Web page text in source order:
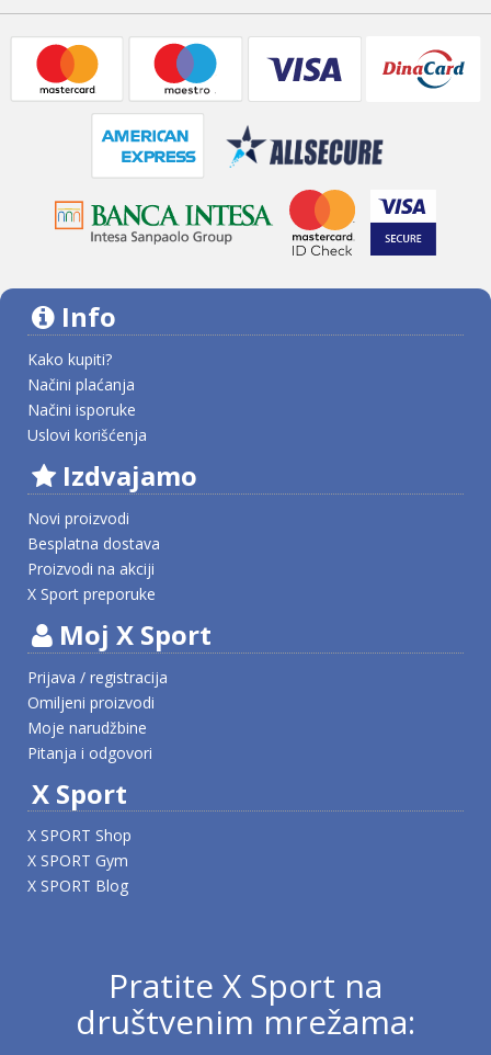
Info
Kako kupiti?
Načini plaćanja
Načini isporuke
Uslovi korišćenja
Izdvajamo
Novi proizvodi
Besplatna dostava
Proizvodi na akciji
X Sport preporuke
Moj X Sport
Prijava / registracija
Omiljeni proizvodi
Moje narudžbine
Pitanja i odgovori
X Sport
X SPORT Shop
X SPORT Gym
X SPORT Blog
Pratite X Sport na
društvenim mrežama: